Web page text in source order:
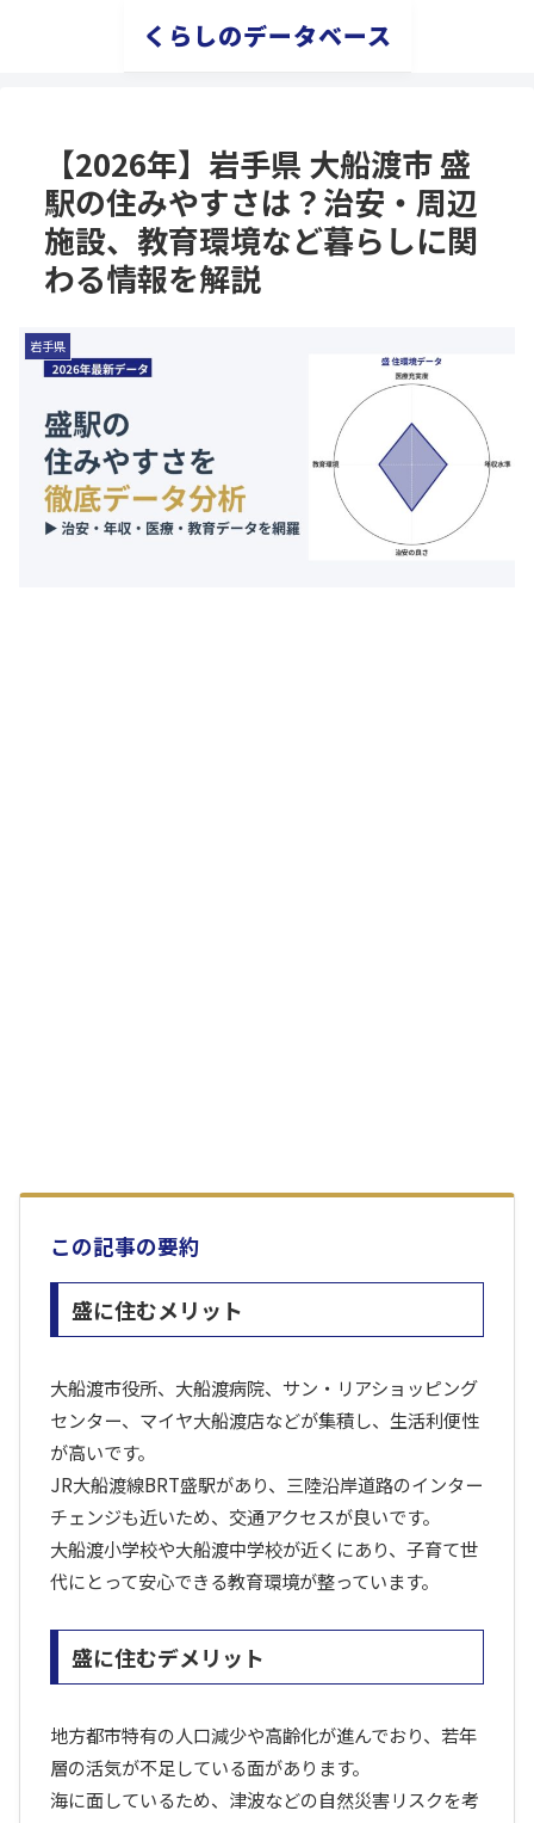
くらしのデータベース
【2026年】岩手県 大船渡市 盛
駅の住みやすさは？治安・周辺
施設、教育環境など暮らしに関
わる情報を解説
岩手県
この記事の要約
盛に住むメリット
大船渡市役所、大船渡病院、サン・リアショッピング
センター、マイヤ大船渡店などが集積し、生活利便性
が高いです。
JR大船渡線BRT盛駅があり、三陸沿岸道路のインター
チェンジも近いため、交通アクセスが良いです。
大船渡小学校や大船渡中学校が近くにあり、子育て世
代にとって安心できる教育環境が整っています。
盛に住むデメリット
地方都市特有の人口減少や高齢化が進んでおり、若年
層の活気が不足している面があります。
海に面しているため、津波などの自然災害リスクを考